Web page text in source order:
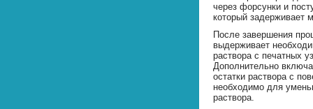
через форсунки и
который задерживает
После завершения
выдерживает
раствора с печатных
Дополнительно
остатки раствора с
необходимо для
раствора.